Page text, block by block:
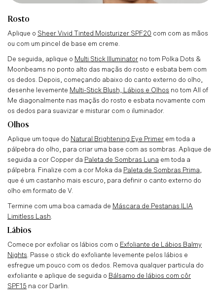
Rosto
Aplique o Sheer Vivid Tinted Moisturizer SPF20 com com as mãos
ou com um pincel de base em creme.
De seguida, aplique o Multi Stick Illuminator no tom Polka Dots &
Moonbeams no ponto alto das maçãs do rosto e esbata bem com
os dedos. Depois, começando abaixo do canto externo do olho,
desenhe levemente Multi-Stick Blush, Lábios e Olhos no tom All of
Me diagonalmente nas maçãs do rosto e esbata novamente com
os dedos para suavizar e misturar com o iluminador.
Olhos
Aplique um toque do Natural Brightening Eye Primer em toda a
pálpebra do olho, para criar uma base com as sombras. Aplique de
seguida a cor Copper da Paleta de Sombras Luna em toda a
pálpebra. Finalize com a cor Moka da Paleta de Sombras Prima,
que é um castanho mais escuro, para definir o canto externo do
olho em formato de V.
Termine com uma boa camada de Máscara de Pestanas ILIA
Limitless Lash.
Lábios
Comece por exfoliar os lábios com o Exfoliante de Lábios Balmy
Nights. Passe o stick do exfoliante levemente pelos lábios e
esfregue um pouco com os dedos. Remova qualquer particula do
exfoliante e aplique de seguida o Bálsamo de lábios com côr
SPF15 na cor Darlin.